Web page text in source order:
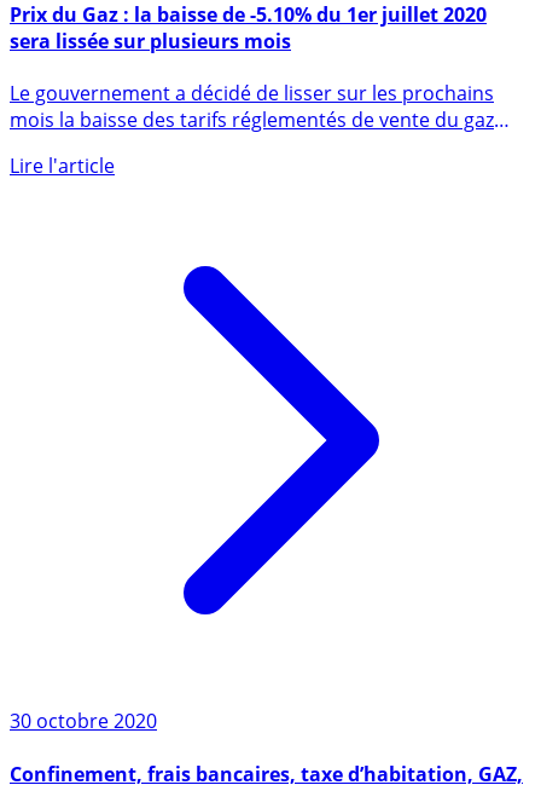
30 juin 2020
sera lissée sur plusieurs mois
mois la baisse des tarifs réglementés de vente du gaz
30 octobre 2020